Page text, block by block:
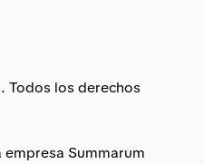
los derechos
empresa Summarum